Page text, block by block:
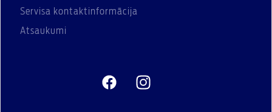
Servisa kontaktinformācija
Atsaukumi